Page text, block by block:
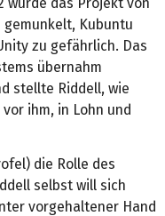
Kubuntu
zu gefährlich. Das
übernahm
stellte Riddell, wie
ihm, in Lohn und
die Rolle des
selbst will sich
vorgehaltener Hand